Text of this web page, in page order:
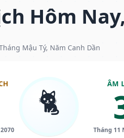
Hôm
Mậu Tý, Năm Canh Dần
🐈 ÂM
Tháng 11